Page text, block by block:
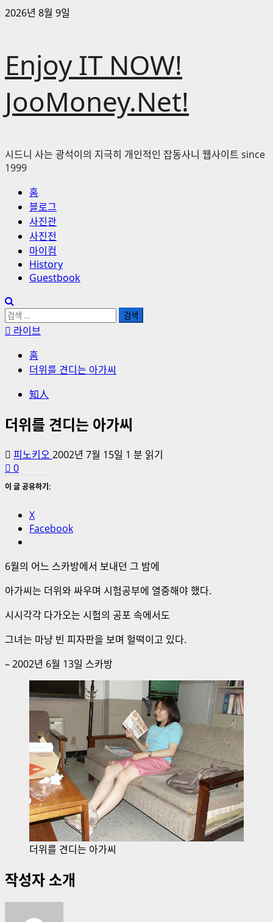
콘
로
바
기
2026년 8월 9일
Enjoy IT NOW!
JooMoney.Net!
시드니 사는 광석이의 지극히 개인적인 잡동사니 웹사이트 since
1999
홈
블로그
사진관
사진전
마이컴
History
Guestbook
검
색:라이브
홈
더위를 견디는 아가씨
知人
더위를 견디는 아가씨
피노키오 2002년 7월 15일 1 분 읽기
0
이 글 공유하기:
X
Facebook
6월의 어느 스카방에서 보내던 그 밤에
아가씨는 더위와 싸우며 시험공부에 열중해야 했다.
시시각각 다가오는 시험의 공포 속에서도
그녀는 마냥 빈 피자판을 보며 헐떡이고 있다.
– 2002년 6월 13일 스카방
더위를 견디는 아가씨
작성자 소개